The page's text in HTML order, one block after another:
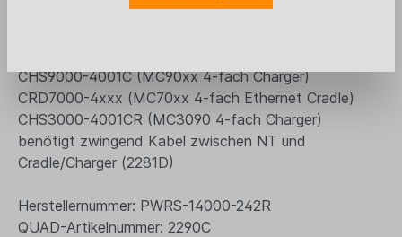
Alte Bezeichnung: 50-14001-004R / 50-14000-241R
CHS9000-4001C (MC90xx 4-fach Charger)
CRD7000-4xxx (MC70xx 4-fach Ethernet Cradle)
CHS3000-4001CR (MC3090 4-fach Charger)
benötigt zwingend Kabel zwischen NT und
Cradle/Charger (2281D)
Herstellernummer: PWRS-14000-242R
QUAD-Artikelnummer: 2290C